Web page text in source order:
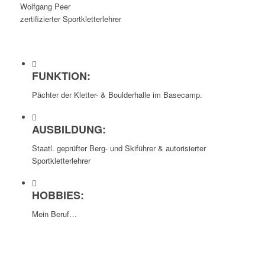
Wolfgang Peer
zertifizierter Sportkletterlehrer
FUNKTION:
Pächter der Kletter- & Boulderhalle im Basecamp.
AUSBILDUNG:
Staatl. geprüfter Berg- und Skiführer & autorisierter
Sportkletterlehrer
HOBBIES:
Mein Beruf…